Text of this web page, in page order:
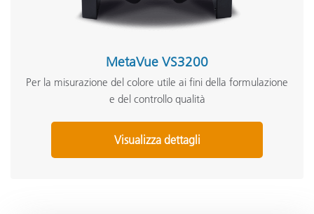
MetaVue VS3200
Per la misurazione del colore utile ai fini della formulazione
e del controllo qualità
Visualizza dettagli